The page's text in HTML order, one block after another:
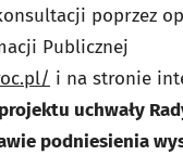
poprzez
Publicznej
i na stronie
projektu uchwały
podniesienia